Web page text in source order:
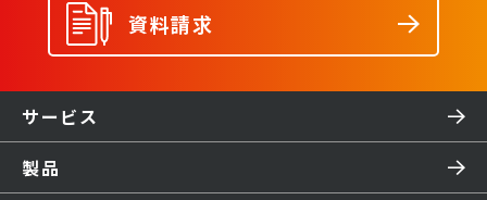
資料請求
サービス
製品